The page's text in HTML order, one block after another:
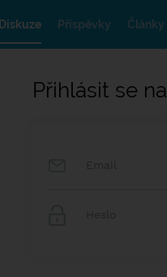
Diskuze Příspěvky Články
Přihlásit se na